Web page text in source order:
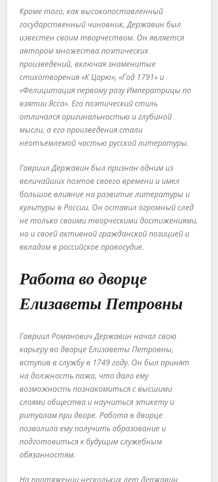
Кроме того, как высокопоставленный
государственный чиновник, Державин был
известен своим творчеством. Он является
автором множества поэтических
произведений, включая знаменитые
стихотворения «К Царю», «Год 1791» и
«Фелицитация первому разу Императрицы по
взятии Ясса». Его поэтический стиль
отличался оригинальностью и глубиной
мысли, а его произведения стали
неотъемлемой частью русской литературы.
Гавриил Державин был признан одним из
величайших поэтов своего времени и имел
большое влияние на развитие литературы и
культуры в России. Он оставил огромный след
не только своими творческими достижениями,
но и своей активной гражданской позицией и
вкладом в российское правосудие.
Работа во дворце
Елизаветы Петровны
Гавриил Романович Державин начал свою
карьеру во дворце Елизаветы Петровны,
вступив в службу в 1749 году. Он был принят
на должность пажа, что дало ему
возможность познакомиться с высшими
слоями общества и научиться этикету и
ритуалам при дворе. Работа в дворце
позволила ему получить образование и
подготовиться к будущим служебным
обязанностям.
На протяжении нескольких лет Державин